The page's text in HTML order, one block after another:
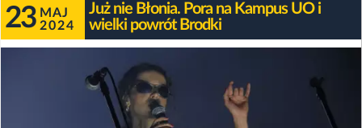
23 MAJ
2024
Już nie Błonia. Pora na Kampus UO i
wielki powrót Brodki